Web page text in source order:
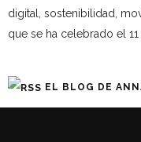
digital, sostenibilidad,
que se ha celebrado el 11
EL BLOG DE